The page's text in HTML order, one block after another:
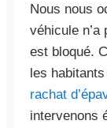
Nous nous
véhicule
est bloqué.
les
rachat
intervenons